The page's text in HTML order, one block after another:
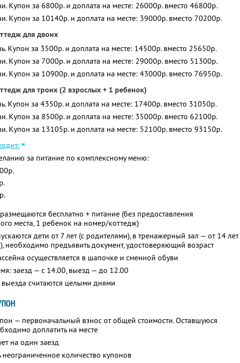
Купон за 6800р. и доплата на месте: 26000р. вместо 46800р.
Купон за 10140р. и доплата на месте: 39000р. вместо 70200р.
для двоих
Купон за 3500р. и доплата на месте: 14500р. вместо 25650р.
Купон за 7000р. и доплата на месте: 29000р. вместо 51300р.
Купон за 10900р. и доплата на месте: 43000р. вместо 76950р.
для троих (2 взрослых + 1 ребенок)
Купон за 4350р. и доплата на месте: 17400р. вместо 31050р.
Купон за 8500р. и доплата на месте: 35000р. вместо 62100р.
Купон за 13105р. и доплата на месте: 52100р. вместо 93150р.
за питание по комплексному меню:
бесплатно + питание (без предоставления
места, 1 ребенок на номер/коттедж)
дети от 7 лет (с родителями), в тренажерный зал — от 14 лет
необходимо предъявить документ, удостоверяющий возраст
осуществляется в шапочке и сменной обуви
заезд — с 14.00, выезд — до 12.00
выезда считаются целыми днями
— первоначальный взнос от общей стоимости. Оставшуюся
доплатить на месте
на один заезд
количество купонов